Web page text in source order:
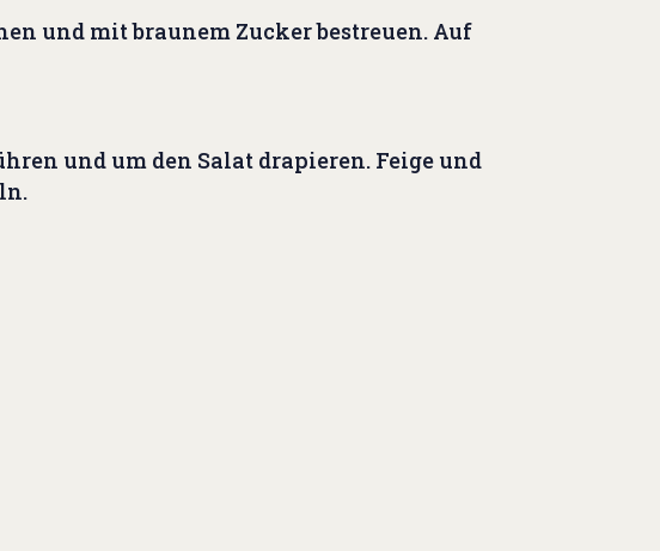
und mit braunem Zucker bestreuen. Auf
und um den Salat drapieren. Feige und